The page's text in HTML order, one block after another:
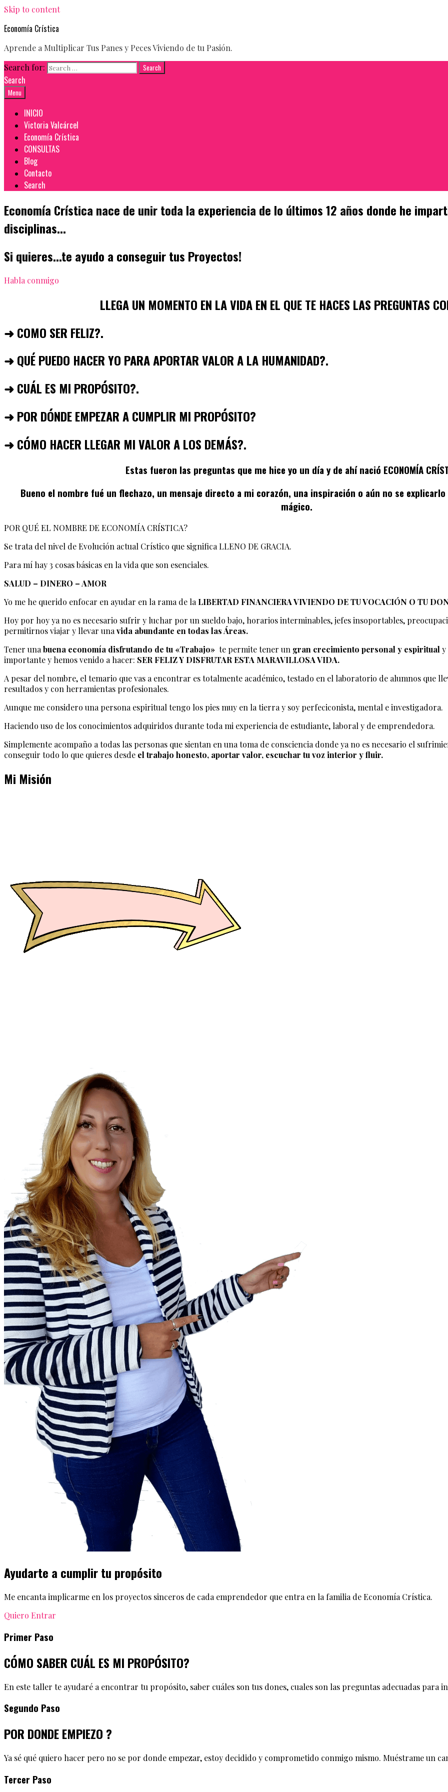
Skip to content
Economía Crística
Aprende a Multiplicar Tus Panes y Peces Viviendo de tu Pasión.
Search for:
Search
Menu
INICIO
Victoria Valcárcel
Economía Crística
CONSULTAS
Blog
Contacto
Search
Economía Crística nace de unir toda la experiencia de lo últimos 12 años donde he
disciplinas...​
Si quieres...te ayudo a conseguir tus Proyectos!
Habla conmigo
LLEGA UN MOMENTO EN LA VIDA EN EL QUE TE HACES LAS PREGUNTAS
➜COMO SER FELIZ?.
➜ QUÉ PUEDO HACER YO PARA APORTAR VALOR A LA HUMANIDAD?.
➜ CUÁL ES MI PROPÓSITO?.
➜ POR DÓNDE EMPEZAR A CUMPLIR MI PROPÓSITO?
➜ CÓMO HACER LLEGAR MI VALOR A LOS DEMÁS?.
Estas fueron las preguntas que me hice yo un día y de ahí nació ECONOMÍA
Bueno el nombre fué un flechazo, un mensaje directo a mi corazón, una inspiración o aún no se
mágico.
POR QUÉ EL NOMBRE DE ECONOMÍA CRÍSTICA?
Se trata del nivel de Evolución actual Crístico que significa LLENO DE GRACIA.
Para mí hay 3 cosas básicas en la vida que son esenciales.
SALUD – DINERO – AMOR
Yo me he querido enfocar en ayudar en la rama de la LIBERTAD FINANCIERA VIVIENDO DE TU VOCACIÓN O TU
Hoy por hoy ya no es necesario sufrir y luchar por un sueldo bajo, horarios interminables, jefes insoportables,
permitirnos viajar y llevar una vida abundante en todas las Áreas.
Tener una buena economía disfrutando de tu «Trabajo» te permite tener un gran crecimiento personal y espiritual y
importante y hemos venido a hacer: SER FELIZ Y DISFRUTAR ESTA MARAVILLOSA VIDA.
A pesar del nombre, el temario que vas a encontrar es totalmente académico, testado en el laboratorio de alumnos que
resultados y con herramientas profesionales.
Aunque me considero una persona espiritual tengo los pies muy en la tierra y soy perfeciconista, mental e investigadora.
Haciendo uso de los conocimientos adquiridos durante toda mi experiencia de estudiante, laboral y de emprendedora.
Simplemente acompaño a todas las personas que sientan en una toma de consciencia donde ya no es necesario el
conseguir todo lo que quieres desde el trabajo honesto, aportar valor, escuchar tu voz interior y fluir.
Mi Misión
Ayudarte a cumplir tu propósito
Me encanta implicarme en los proyectos sinceros de cada emprendedor que entra en la familia de Economía Crística.
Quiero Entrar
Primer Paso
CÓMO SABER CUÁL ES MI PROPÓSITO?
En este taller te ayudaré a encontrar tu propósito, saber cuáles son tus dones, cuales son las preguntas adecuadas para
Segundo Paso
POR DONDE EMPIEZO ?
Ya sé qué quiero hacer pero no se por donde empezar, estoy decidido y comprometido conmigo mismo. Muéstrame un
Tercer Paso